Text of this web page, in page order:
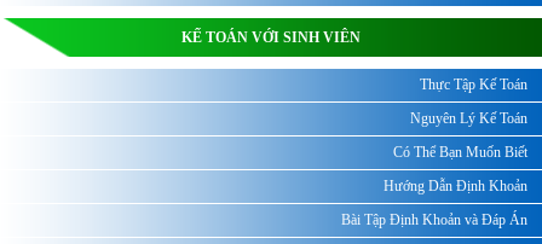
KẾ TOÁN VỚI SINH VIÊN
Thực Tập Kế Toán
Nguyên Lý Kế Toán
Có Thể Bạn Muốn Biết
Hướng Dẫn Định Khoản
Bài Tập Định Khoản và Đáp Án